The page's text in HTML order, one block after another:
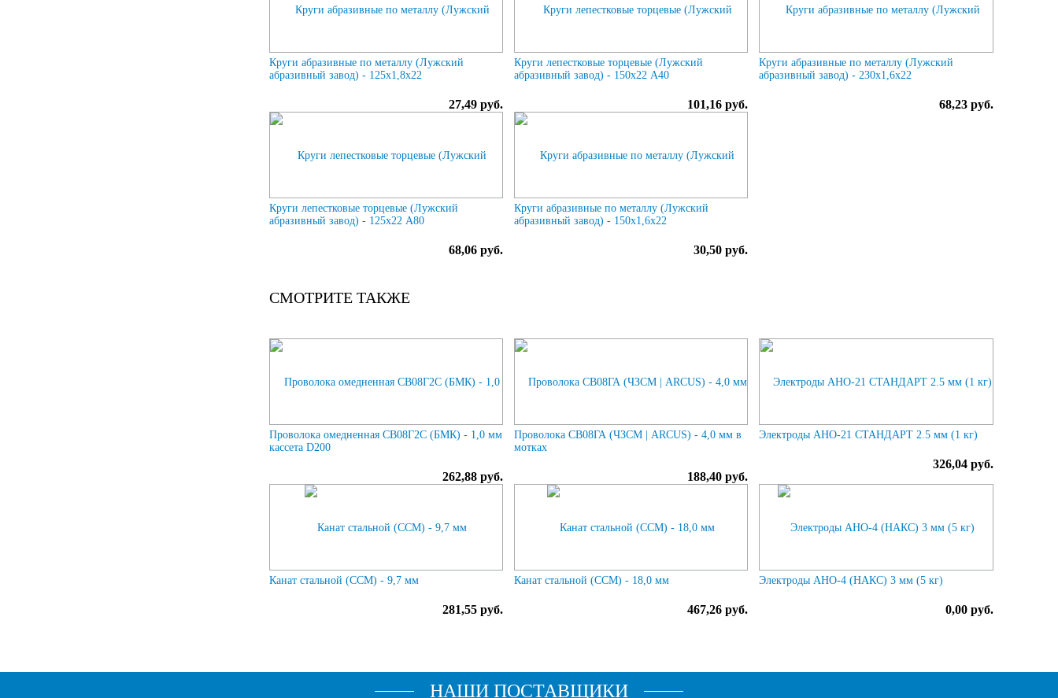
Круги абразивные по металлу (Лужский
абразивный завод) - 125х1,8х22
27,49 руб.
Круги лепестковые торцевые (Лужский
абразивный завод) - 150х22 А40
101,16 руб.
Круги абразивные по металлу (Лужский
абразивный завод) - 230х1,6х22
68,23 руб.
Круги лепестковые торцевые (Лужский
абразивный завод) - 125х22 А80
68,06 руб.
Круги абразивные по металлу (Лужский
абразивный завод) - 150х1,6х22
30,50 руб.
СМОТРИТЕ ТАКЖЕ
Проволока омедненная СВ08Г2С (БМК) - 1,0 мм
кассета D200
262,88 руб.
Проволока СВ08ГА (ЧЗСМ | ARCUS) - 4,0 мм в
мотках
188,40 руб.
Электроды АНО-21 СТАНДАРТ 2.5 мм (1 кг)
326,04 руб.
Канат стальной (ССМ) - 9,7 мм
281,55 руб.
Канат стальной (ССМ) - 18,0 мм
467,26 руб.
Электроды АНО-4 (НАКС) 3 мм (5 кг)
0,00 руб.
НАШИ ПОСТАВЩИКИ